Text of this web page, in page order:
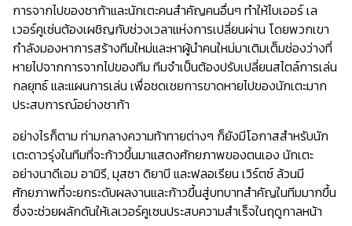
การจากไปของชาก้าและนักเตะคนสำคัญคนอื่นๆ ทำให้ไบเออร์ เล
เวอร์คูเซ่นต้องเผชิญกับช่วงเวลาแห่งการเปลี่ยนผ่าน โดยพวกเขา
กำลังมองหาการสร้างทีมใหม่และหาผู้นำคนใหม่มาเติมเต็มช่องว่างที่
หายไปจากการจากไปของทีม ทีมจำเป็นต้องปรับเปลี่ยนสไตล์การเล่น
กลยุทธ์ และแผนการเล่น เพื่อชดเชยการขาดหายไปของนักเตะมาก
ประสบการณ์อย่างชาก้า
อย่างไรก็ตาม ท่ามกลางความท้าทายต่างๆ ก็ยังมีโอกาสสำหรับนัก
เตะดาวรุ่งในทีมที่จะก้าวขึ้นมาแสดงศักยภาพของตนเอง นักเตะ
อย่างนาดีเอม อามิรี, มุสซา ดิยาบี และฟลอเรียน เวิร์ตซ์ ล้วนมี
ศักยภาพที่จะยกระดับผลงานและก้าวขึ้นสู่บทบาทสำคัญในทีมมากขึ้น
ซึ่งจะช่วยผลักดันให้เลเวอร์คูเซนประสบความสำเร็จในฤดูกาลหน้า